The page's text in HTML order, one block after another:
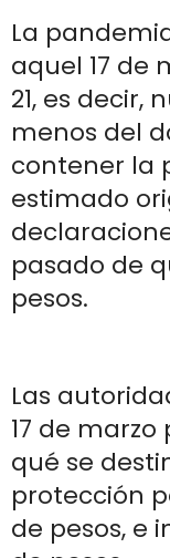
La
aquel 17 de
21, es decir,
menos del
contener la
estimado
pasado de
pesos.
Las
17 de
qué se
protección
de pesos, e